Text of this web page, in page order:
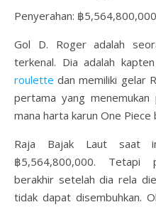
Penyerahan: ฿5,564,800,000
Gol D. Roger adalah
terkenal. Dia adalah
roulette dan memiliki gelar
pertama yang
mana harta karun One Piece
Raja Bajak Laut saat
฿5,564,800,000. Tetapi
berakhir setelah dia rela
tidak dapat disembuhkan.